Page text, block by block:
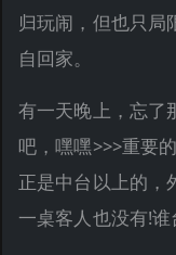
归玩闹，但也只局
自回家。
有一天晚上，忘了
吧，嘿嘿>>>重要
正是中台以上的，
一桌客人也没有!